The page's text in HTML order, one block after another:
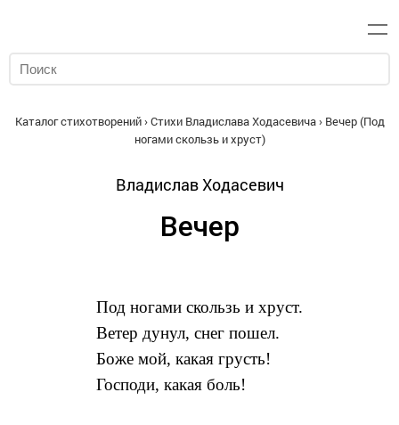
Каталог стихотворений›Стихи Владислава Ходасевича› Вечер (Под
ногами скользь и хруст)
Владислав Ходасевич
Вечер
Под ногами скользь и хруст.
Ветер дунул, снег пошел.
Боже мой, какая грусть!
Господи, какая боль!